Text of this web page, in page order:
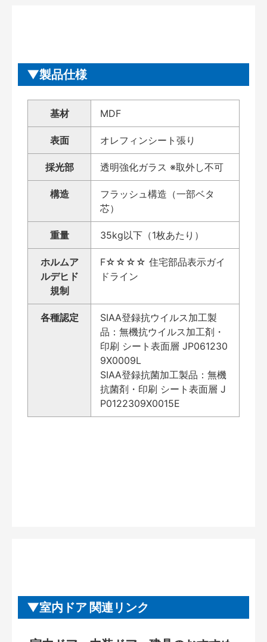
製品仕様
基材 MDF
表面 オレフィンシート張り
採光部 透明強化ガラス ※取外し不可
構造
フラッシュ構造（一部ベタ
芯）
重量 35kg以下（1枚あたり）
ホルムア
ルデヒド
規制
F☆☆☆☆ 住宅部品表示ガイ
ドライン
各種認定
SIAA登録抗ウイルス加工製
品：無機抗ウイルス加工剤・
印刷 シート表面層 JP061230
9X0009L
SIAA登録抗菌加工製品：無機
抗菌剤・印刷 シート表面層 J
P0122309X0015E
室内ドア 関連リンク